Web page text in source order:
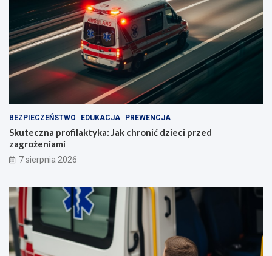
BEZPIECZEŃSTWO EDUKACJA PREWENCJA
Skuteczna profilaktyka: Jak chronić dzieci przed
zagrożeniami
7 sierpnia 2026